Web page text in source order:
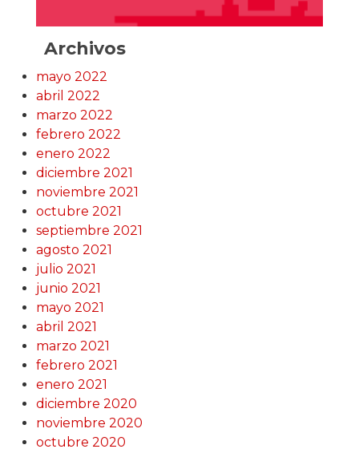
Archivos
mayo 2022
abril 2022
marzo 2022
febrero 2022
enero 2022
diciembre 2021
noviembre 2021
octubre 2021
septiembre 2021
agosto 2021
julio 2021
junio 2021
mayo 2021
abril 2021
marzo 2021
febrero 2021
enero 2021
diciembre 2020
noviembre 2020
octubre 2020